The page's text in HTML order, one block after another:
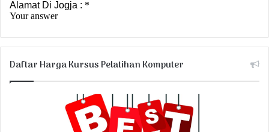
Daftar Harga Kursus Pelatihan Komputer